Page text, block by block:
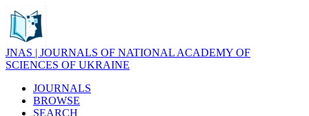
JNAS | JOURNALS OF NATIONAL ACADEMY OF
SCIENCES OF UKRAINE
JOURNALS
BROWSE
SEARCH